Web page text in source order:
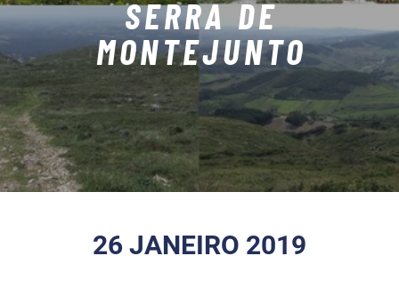
SERRA DE
MONTEJUNTO
26 JANEIRO 2019